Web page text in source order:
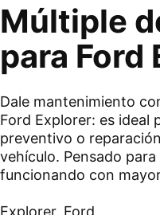
Múltiple
para Ford
Dale mantenimiento
Ford Explorer: es ideal
preventivo o
vehículo. Pensado
funcionando con
Explorer, Ford